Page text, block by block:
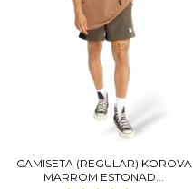
CAMISETA (REGULAR) KOROVA
MARROM ESTONAD...